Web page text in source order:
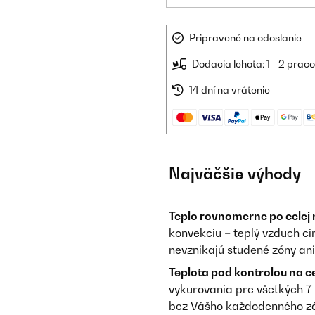
Pripravené na odoslanie
Dodacia lehota: 1 - 2
14 dní na vrátenie
Najväčšie výhody
Teplo rovnomerne po celej
konvekciu – teplý vzduch
nevznikajú studené zóny
Teplota pod kontrolou na
vykurovania pre všetkých
bez Vášho každodenného